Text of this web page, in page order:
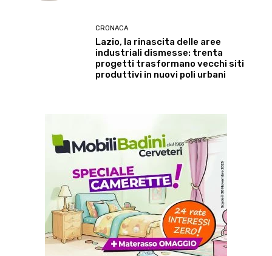
CRONACA
Lazio, la rinascita delle aree
industriali dismesse: trenta
progetti trasformano vecchi siti
produttivi in nuovi poli urbani